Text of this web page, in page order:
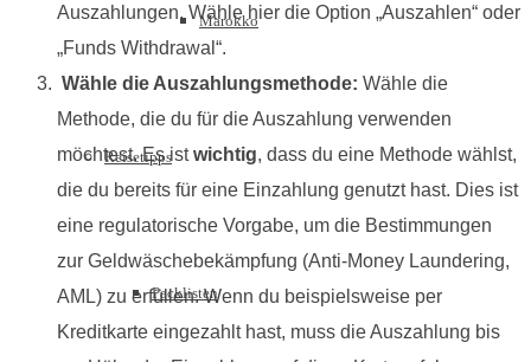
Marokko
Reisetipps
Packlisten
Auszahlungen. Wähle hier die Option „Auszahlen“ oder
„Funds Withdrawal“.
Wähle die Auszahlungsmethode: Wähle die
Methode, die du für die Auszahlung verwenden
möchtest. Es istwichtig, dass du eine Methode wählst,
die du bereits für eine Einzahlung genutzt hast. Dies ist
eine regulatorische Vorgabe, um die Bestimmungen
zur Geldwäschebekämpfung (Anti-Money Laundering,
AML) zu erfüllen. Wenn du beispielsweise per
Kreditkarte eingezahlt hast, muss die Auszahlung bis